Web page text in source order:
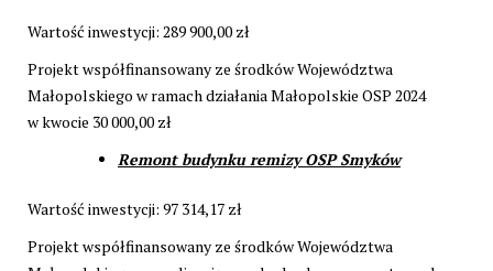
Wartość inwestycji: 289 900,00 zł
Projekt współfinansowany ze środków Województwa
Małopolskiego w ramach działania Małopolskie OSP 2024
w kwocie 30 000,00 zł
Remont budynku remizy OSP Smyków
Wartość inwestycji: 97 314,17 zł
Projekt współfinansowany ze środków Województwa